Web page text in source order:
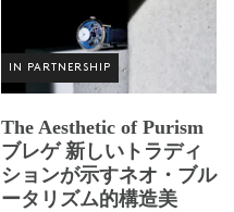
IN PARTNERSHIP
The Aesthetic of Purism
ブレゲ 新しいトラディ
ションが示すネオ・ブル
ータリズム的構造美